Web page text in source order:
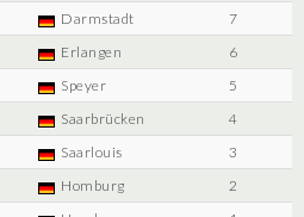
Darmstadt
7
Erlangen
6
Speyer
5
Saarbrücken
4
Saarlouis
3
Homburg
2